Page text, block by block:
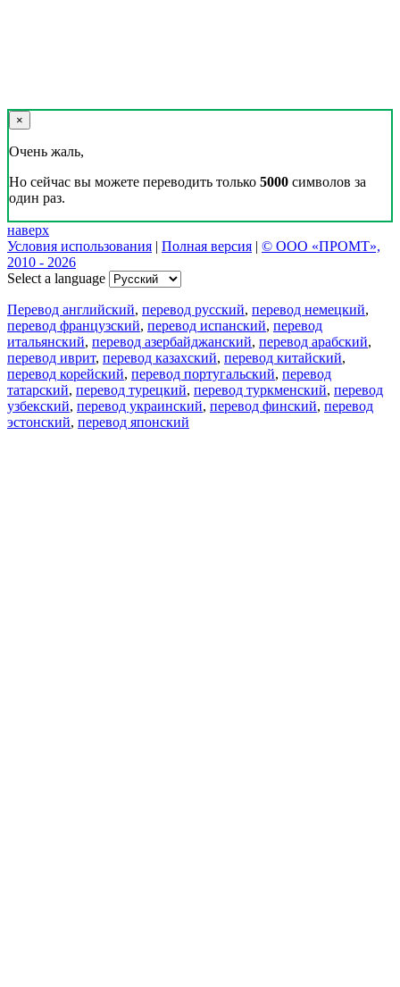
×
Очень жаль,
Но сейчас вы можете переводить только 5000 символов за
один раз.
наверх
Условия использования | Полная версия | © ООО «ПРОМТ»,
2010 - 2026
Select a language
Перевод английский, перевод русский, перевод немецкий,
перевод французский, перевод испанский, перевод
итальянский, перевод азербайджанский, перевод арабский,
перевод иврит, перевод казахский, перевод китайский,
перевод корейский, перевод португальский, перевод
татарский, перевод турецкий, перевод туркменский, перевод
узбекский, перевод украинский, перевод финский, перевод
эстонский, перевод японский